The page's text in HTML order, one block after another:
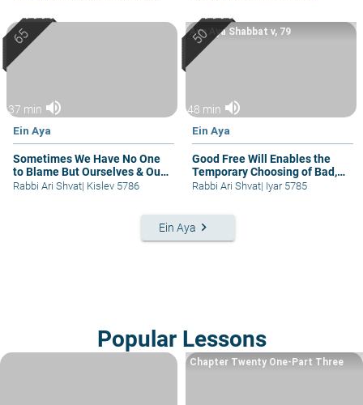
37 min volume_up
Ein Aya
Sometimes We Have No One
to Blame But Ourselves & Our
Imagination!
Rabbi Ari Shvat| Kislev 5786
48 min volume_up
Ein Aya
Good Free Will Enables the
Temporary Choosing of Bad,
Even Terrible
Ayn Aya Shabbat v, 79
Rabbi Ari Shvat| Iyar 5785
Ein Aya keyboard_arrow_right
Popular Lessons
Chapter Twenty One-Part Three